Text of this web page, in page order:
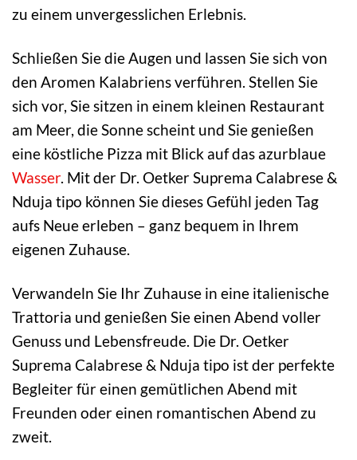
zu einem unvergesslichen Erlebnis.
Schließen Sie die Augen und lassen Sie sich von
den Aromen Kalabriens verführen. Stellen Sie
sich vor, Sie sitzen in einem kleinen Restaurant
am Meer, die Sonne scheint und Sie genießen
eine köstliche Pizza mit Blick auf das azurblaue
Wasser. Mit der Dr. Oetker Suprema Calabrese &
Nduja tipo können Sie dieses Gefühl jeden Tag
aufs Neue erleben – ganz bequem in Ihrem
eigenen Zuhause.
Verwandeln Sie Ihr Zuhause in eine italienische
Trattoria und genießen Sie einen Abend voller
Genuss und Lebensfreude. Die Dr. Oetker
Suprema Calabrese & Nduja tipo ist der perfekte
Begleiter für einen gemütlichen Abend mit
Freunden oder einen romantischen Abend zu
zweit.